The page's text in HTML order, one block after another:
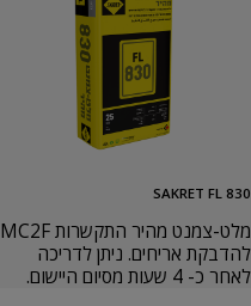
SAKRET FL 830
מלט-צמנט מהיר התקשרות MC2F
להדבקת אריחים. ניתן לדריכה
לאחר כ- 4 שעות מסיום היישום.